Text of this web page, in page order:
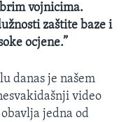
vojnicima.
zaštite baze i
ocjene.”
danas je našem
video
jedna od